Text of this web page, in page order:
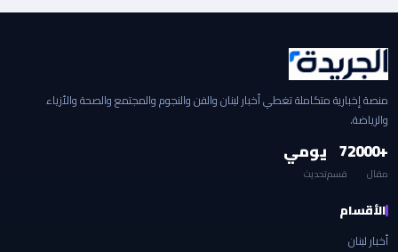
منصة إخبارية متكاملة تغطي أخبار لبنان والفن والنجوم والمجتمع والصحة والأزياء
والرياضة.
+2000
مقال
7
قسم
يومي
تحديث
الأقسام
أخبار لبنان